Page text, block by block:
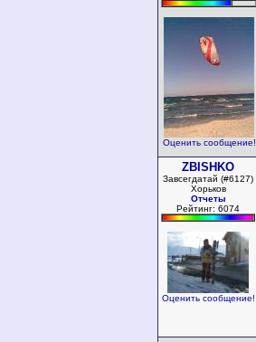
Оценить сообщение!
ZBISHKO
Завсегдатай (#6127)
Хорьков
Отчеты
Рейтинг: 6074
Оценить сообщение!